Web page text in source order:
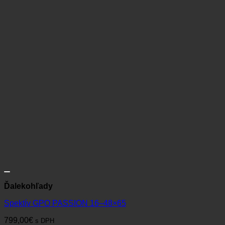
Ďalekohľady
Spektív GPO PASSION 16–48×65
799,00€ s DPH